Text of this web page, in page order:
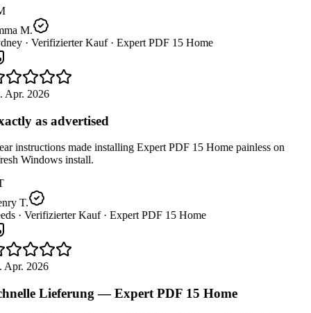
M.
· Verifizierter Kauf · Expert PDF 15 Home
Apr. 2026
as advertised
instructions made installing Expert PDF 15 Home painless on
Windows install.
T.
· Verifizierter Kauf · Expert PDF 15 Home
Apr. 2026
Lieferung — Expert PDF 15 Home